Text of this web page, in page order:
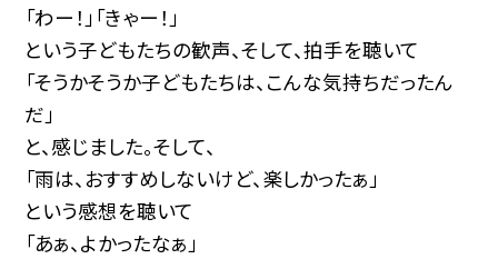
「わー！」「きゃー！」
という子どもたちの歓声、そして、拍手を聴いて
「そうかそうか子どもたちは、こんな気持ちだったん
だ」
と、感じました。そして、
「雨は、おすすめしないけど、楽しかったぁ 」
という感想を聴いて
「あぁ、よかったなぁ」